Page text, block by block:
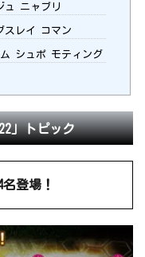
ュ ニャブリ
スレイ コマン
シュポ モティング
」トピック
登場！